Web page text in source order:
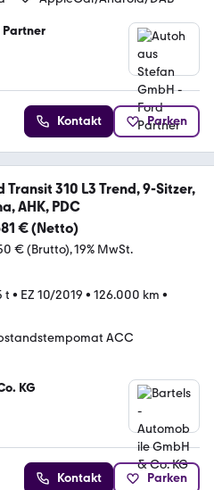
Partner
Kontakt Parken
Transit 310 L3 Trend, 9-Sitzer,
AHK, PDC
€ (Netto)
€ (Brutto) 19% MwSt.
t • EZ 10/2019 • 126.000 km •
ACC
KG
Kontakt Parken